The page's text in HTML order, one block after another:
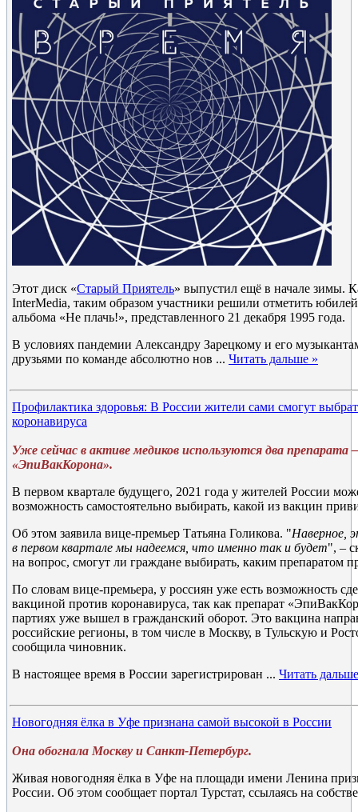
Этот диск «Старый Приятель» выпустил ещё в начале зимы.
InterMedia, таким образом участники решили отметить
альбома «Не плачь!», представленного 21 декабря 1995 года.
В условиях пандемии Александру Зарецкому и его
друзьями по команде абсолютно нов ... Читать дальше »
Профилактика здоровья: В России жители сами смогут
коронавируса
Уже сейчас в активе медиков используются два
«ЭпиВакКорона».
В первом квартале будущего, 2021 года у жителей России
возможность самостоятельно выбирать, какой из вакцин
Об этом заявила вице-премьер Татьяна Голикова. "Наверное,
в первом квартале мы надеемся, что именно так и будет", –
на вопрос, смогут ли граждане выбирать, каким препаратом
По словам вице-премьера, у россиян уже есть возможность
вакциной против коронавируса, так как препарат
партиях уже вышел в гражданский оборот. Это вакцина
российские регионы, в том числе в Москву, в Тульскую и
сообщила чиновник.
В настоящее время в России зарегистрирован ... Читать
Новогодняя ёлка в Уфе признана самой высокой в России
Она обогнала Москву и Санкт-Петербург.
Живая новогодняя ёлка в Уфе на площади имени Ленина
России. Об этом сообщает портал Турстат, ссылаясь на